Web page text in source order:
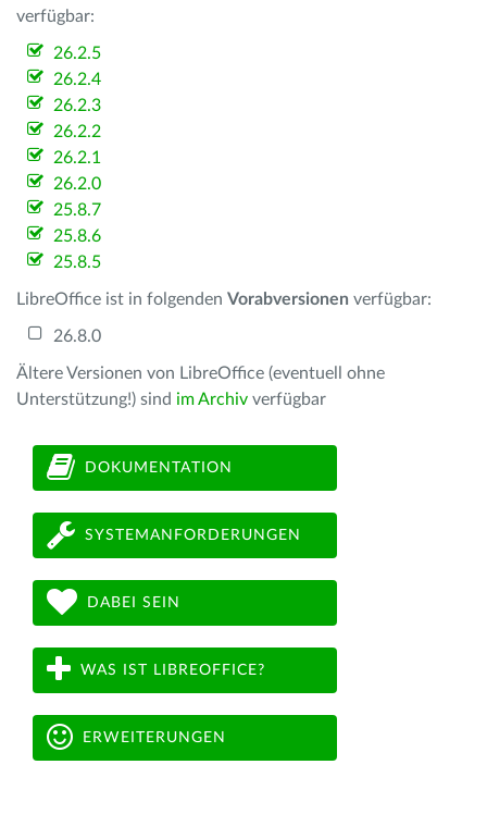
verfügbar:
26.2.5
26.2.4
26.2.3
26.2.2
26.2.1
26.2.0
25.8.7
25.8.6
25.8.5
LibreOffice ist in folgenden Vorabversionen verfügbar:
26.8.0
Ältere Versionen von LibreOffice (eventuell ohne
Unterstützung!) sind im Archiv verfügbar
DOKUMENTATION
SYSTEMANFORDERUNGEN
DABEI SEIN
WAS IST LIBREOFFICE?
ERWEITERUNGEN